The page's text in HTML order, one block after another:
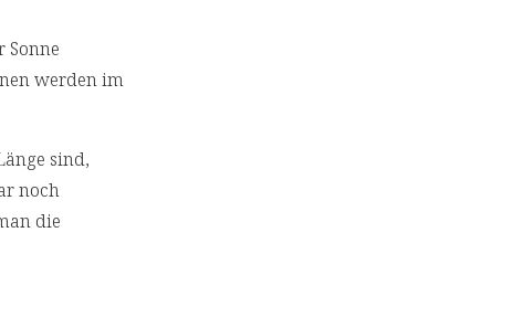
Sonne
werden im
sind,
noch
die